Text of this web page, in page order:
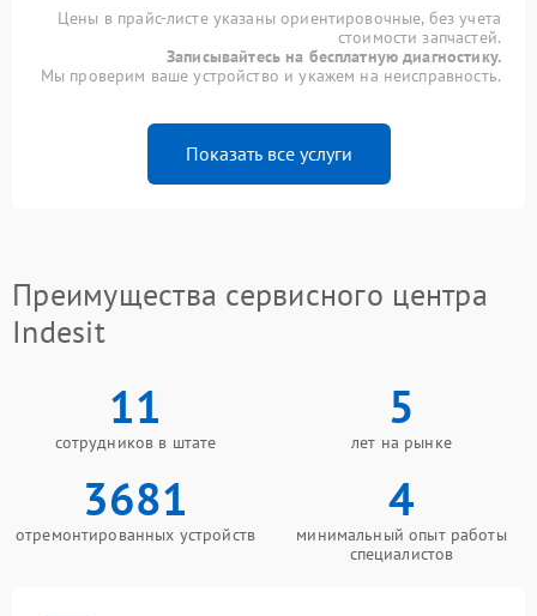
Цены в прайс-листе указаны ориентировочные, без учета
стоимости запчастей.
Записывайтесь на бесплатную диагностику.
Мы проверим ваше устройство и укажем на неисправность.
Показать все услуги
Преимущества сервисного центра
Indesit
11
сотрудников в штате
5
лет на рынке
3681
отремонтированных устройств
4
минимальный опыт работы
специалистов